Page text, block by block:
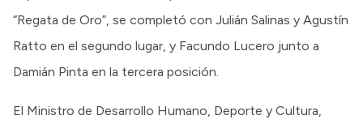
“Regata de Oro”, se completó con Julián Salinas y Agustín
Ratto en el segundo lugar, y Facundo Lucero junto a
Damián Pinta en la tercera posición.
El Ministro de Desarrollo Humano, Deporte y Cultura,